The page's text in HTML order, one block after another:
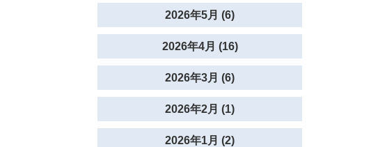
2026年5月 (6)
2026年4月 (16)
2026年3月 (6)
2026年2月 (1)
2026年1月 (2)